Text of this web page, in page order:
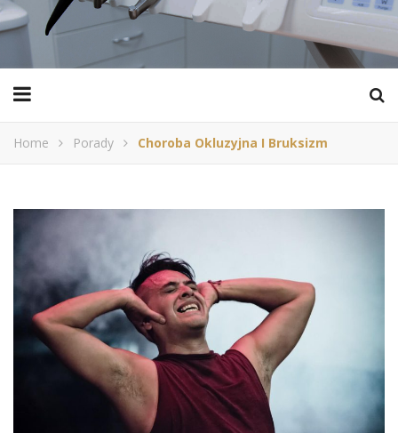
Home Porady Choroba Okluzyjna I Bruksizm